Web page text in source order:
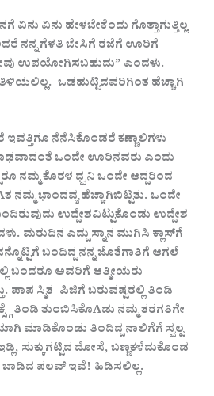
ಏನು ಏನು ಹೇಳಬೇಕೆಂದು ಗೊತ್ತಾಗುತ್ತಿಲ್ಲ
ನನ್ನಗೆಳತಿಬೇಸಿಗೆ ರಜೆಗೆ ಊರಿಗೆ
ಉಪಯೋಗಿಸಬಹುದು” ಎಂದಳು.
ತಿಳಿಯಲಿಲ್ಲ. ಒಡಹುಟ್ಟಿದವರಿಗಿಂತ ಹೆಚ್ಚಾಗಿ
ಇವತ್ತಿಗೂ ನೆನೆಸಿಕೊಂಡರೆಕಣ್ಣಾಲಿಗಳು
ಒಂದೇ ಊರಿನವರು ಎಂದು
ನಮ್ಮಕೊರಳ ಧ್ವನಿಒಂದೇ ಆದ್ದರಿಂದ
ನಮ್ಮಭಾಂದವ್ಯಹೆಚ್ಚಾಗಿಬಿಟ್ಟಿತು. ಒಂದೇ
ಉದ್ದೇಶವಿಟ್ಟುಕೊಂಡು ಉದ್ದೇಶ
ಮರುದಿನ ಎದ್ದುಸ್ನಾನ ಮುಗಿಸಿ ಕ್ಲಾಸ್‌ಗೆ
ಬಂದಿದ್ದನನ್ನಜೊತೆಗಾತಿಗೆ ಆಗಲೆ
ಬಂದರೂ ಅವರಿಗೆ ಆತ್ಮೀಯರು
ಪಾಪ ಸ್ಮಿತ ಪಿಜಿಗೆಬರುವಷ್ಟರಲ್ಲಿತಿಂಡಿ
ತಿಂಡಿತುಂಬಿಸಿಕೊAಡು ನಮ್ಮತರಗತಿಗೇ
ಮಾಡಿಕೊಂಡು ತಿಂದಿದ್ದನಾಲಿಗೆಗೆ ಸ್ವಲ್ಪ
ಸುಕ್ಕುಗಟ್ಟಿದ ದೋಸೆ, ಬಣ್ಣಕಳೆದುಕೊಂಡ
ಬಾಡಿದ ಪಲವ್ಇವೆ! ಹಿಡಿಸಲಿಲ್ಲ.